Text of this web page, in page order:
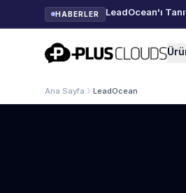
HABERLER LeadOcean'ı
PlusClouds
Ana Sayfa LeadOcean